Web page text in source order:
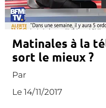
Matinales à la
sort le mieux ?
Par
Le 14/11/2017